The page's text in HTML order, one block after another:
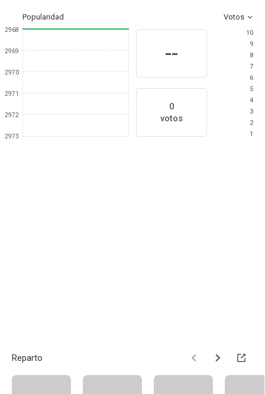
Popularidad Votos
2968
2969
2970
2971
2972
2973
--
0
votos
10
9
8
7
6
5
4
3
2
1
Reparto